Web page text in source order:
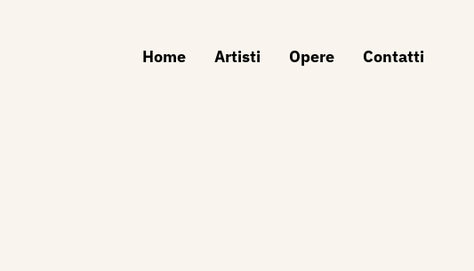
Home Artisti Opere Contatti